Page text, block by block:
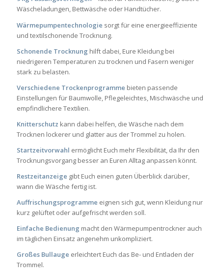
Wäscheladungen, Bettwäsche oder Handtücher.
Wärmepumpentechnologie sorgt für eine energieeffiziente
und textilschonende Trocknung.
Schonende Trocknung hilft dabei, Eure Kleidung bei
niedrigeren Temperaturen zu trocknen und Fasern weniger
stark zu belasten.
Verschiedene Trockenprogramme bieten passende
Einstellungen für Baumwolle, Pflegeleichtes, Mischwäsche und
empfindlichere Textilien.
Knitterschutz kann dabei helfen, die Wäsche nach dem
Trocknen lockerer und glatter aus der Trommel zu holen.
Startzeitvorwahl ermöglicht Euch mehr Flexibilität, da Ihr den
Trocknungsvorgang besser an Euren Alltag anpassen könnt.
Restzeitanzeige gibt Euch einen guten Überblick darüber,
wann die Wäsche fertig ist.
Auffrischungsprogramme eignen sich gut, wenn Kleidung nur
kurz gelüftet oder aufgefrischt werden soll.
Einfache Bedienung macht den Wärmepumpentrockner auch
im täglichen Einsatz angenehm unkompliziert.
Großes Bullauge erleichtert Euch das Be- und Entladen der
Trommel.